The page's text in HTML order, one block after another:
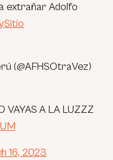
extrañar Adolfo
(@AFHSOtraVez)
VAYAS A LA LUZZZ
16, 2023